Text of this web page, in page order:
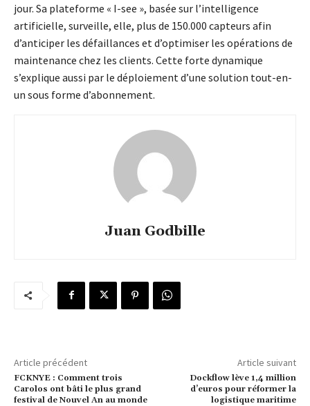
jour. Sa plateforme « I-see », basée sur l’intelligence
artificielle, surveille, elle, plus de 150.000 capteurs afin
d’anticiper les défaillances et d’optimiser les opérations de
maintenance chez les clients. Cette forte dynamique
s’explique aussi par le déploiement d’une solution tout-en-
un sous forme d’abonnement.
Juan Godbille
Article précédent
FCKNYE : Comment trois
Carolos ont bâti le plus grand
festival de Nouvel An au monde
Article suivant
Dockflow lève 1,4 million
d’euros pour réformer la
logistique maritime